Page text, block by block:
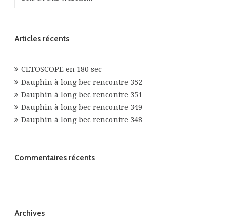
Articles récents
CETOSCOPE en 180 sec
Dauphin à long bec rencontre 352
Dauphin à long bec rencontre 351
Dauphin à long bec rencontre 349
Dauphin à long bec rencontre 348
Commentaires récents
Archives